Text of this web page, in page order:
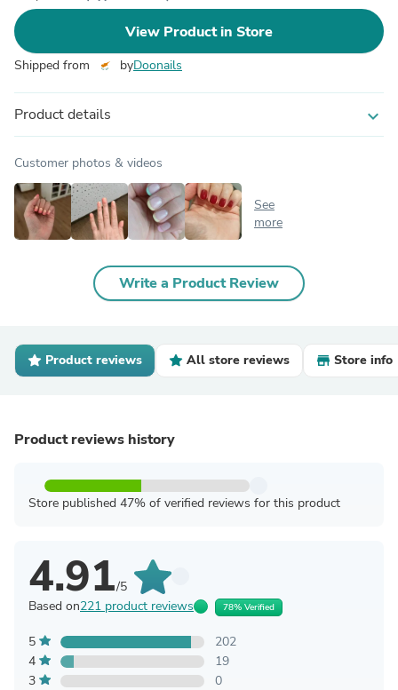
View Product in Store
Shipped from byDoonails
Product details expand_more
Customer photos & videos
See
more
Write a Product Review
Product reviews All store reviews Store info
Product reviews history
Store published 47% of verified reviews for this product
4.91/5
Based on221 product reviews 78% Verified
5
202
4
19
3
0